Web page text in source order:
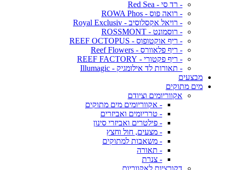
- רד סי - Red Sea
- רואה פוס - ROWA Phos
- רויאל אקסלוסיב - Royal Exclusiv
- רוסמונט - ROSSMONT
- ריף אוקטופוס - REEF OCTOPUS
- ריף פלאוורס - Reef Flowers
- ריף פקטורי - REEF FACTORY
- תאורות לד אילומגיק - Illumagic
מבצעים
מים מתוקים
אקווריומים וציודם
- אקווריומים מים מתוקים
- טרריומים ואביזרים
- פילטרים ואביזרי סינון
- מצעים, חול וחצץ
- משאבות למתוקים
- תאורה
- צנרת
דקורציות לאקווריום